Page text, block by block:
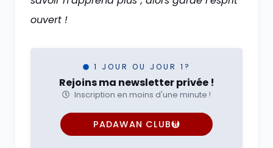
ouvert !
1 JOUR OU JOUR 1?
Rejoins ma newsletter privée !
Inscription en moins d'une minute !
PADAWAN CLUB